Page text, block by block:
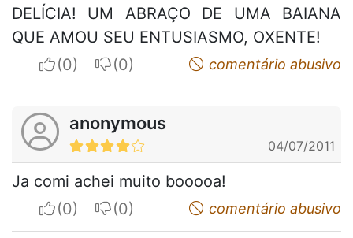
DELÍCIA! UM ABRAÇO DE UMA BAIANA
QUE AMOU SEU ENTUSIASMO, OXENTE!
I apreciateI do not appreciatecomentário abusivo
anonymous
04/07/2011
Ja comi achei muito booooa!
I apreciateI do not appreciatecomentário abusivo